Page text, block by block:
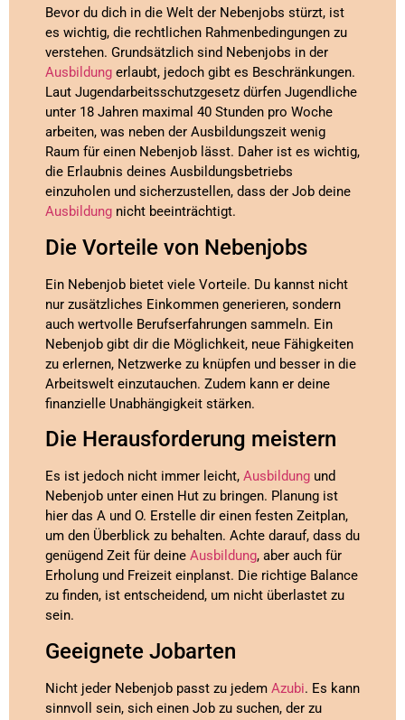
Bevor du dich in die Welt der Nebenjobs stürzt, ist
es wichtig, die rechtlichen Rahmenbedingungen zu
verstehen. Grundsätzlich sind Nebenjobs in der
Ausbildung erlaubt, jedoch gibt es Beschränkungen.
Laut Jugendarbeitsschutzgesetz dürfen Jugendliche
unter 18 Jahren maximal 40 Stunden pro Woche
arbeiten, was neben der Ausbildungszeit wenig
Raum für einen Nebenjob lässt. Daher ist es wichtig,
die Erlaubnis deines Ausbildungsbetriebs
einzuholen und sicherzustellen, dass der Job deine
Ausbildung nicht beeinträchtigt.
Die Vorteile von Nebenjobs
Ein Nebenjob bietet viele Vorteile. Du kannst nicht
nur zusätzliches Einkommen generieren, sondern
auch wertvolle Berufserfahrungen sammeln. Ein
Nebenjob gibt dir die Möglichkeit, neue Fähigkeiten
zu erlernen, Netzwerke zu knüpfen und besser in die
Arbeitswelt einzutauchen. Zudem kann er deine
finanzielle Unabhängigkeit stärken.
Die Herausforderung meistern
Es ist jedoch nicht immer leicht, Ausbildung und
Nebenjob unter einen Hut zu bringen. Planung ist
hier das A und O. Erstelle dir einen festen Zeitplan,
um den Überblick zu behalten. Achte darauf, dass du
genügend Zeit für deine Ausbildung, aber auch für
Erholung und Freizeit einplanst. Die richtige Balance
zu finden, ist entscheidend, um nicht überlastet zu
sein.
Geeignete Jobarten
Nicht jeder Nebenjob passt zu jedem Azubi. Es kann
sinnvoll sein, sich einen Job zu suchen, der zu